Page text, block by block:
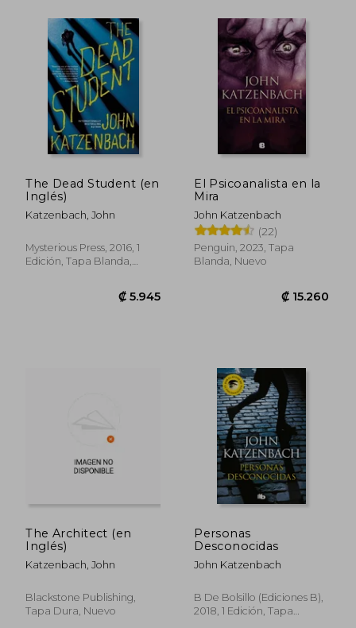
The Dead Student (en
Inglés)
Katzenbach, John
Mysterious Press, 2016, 1
Edición, Tapa Blanda,
El Psicoanalista en la
Mira
John Katzenbach
(22)
Penguin, 2023, Tapa
Blanda, Nuevo
The Architect (en
Inglés)
Katzenbach, John
Blackstone Publishing,
Tapa Dura, Nuevo
Personas
Desconocidas
John Katzenbach
B De Bolsillo (Ediciones B),
2018, 1 Edición, Tapa